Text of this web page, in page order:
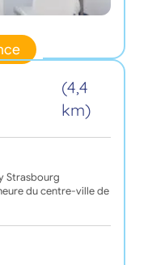
(4,4
km)
Strasbourg
du centre-ville de